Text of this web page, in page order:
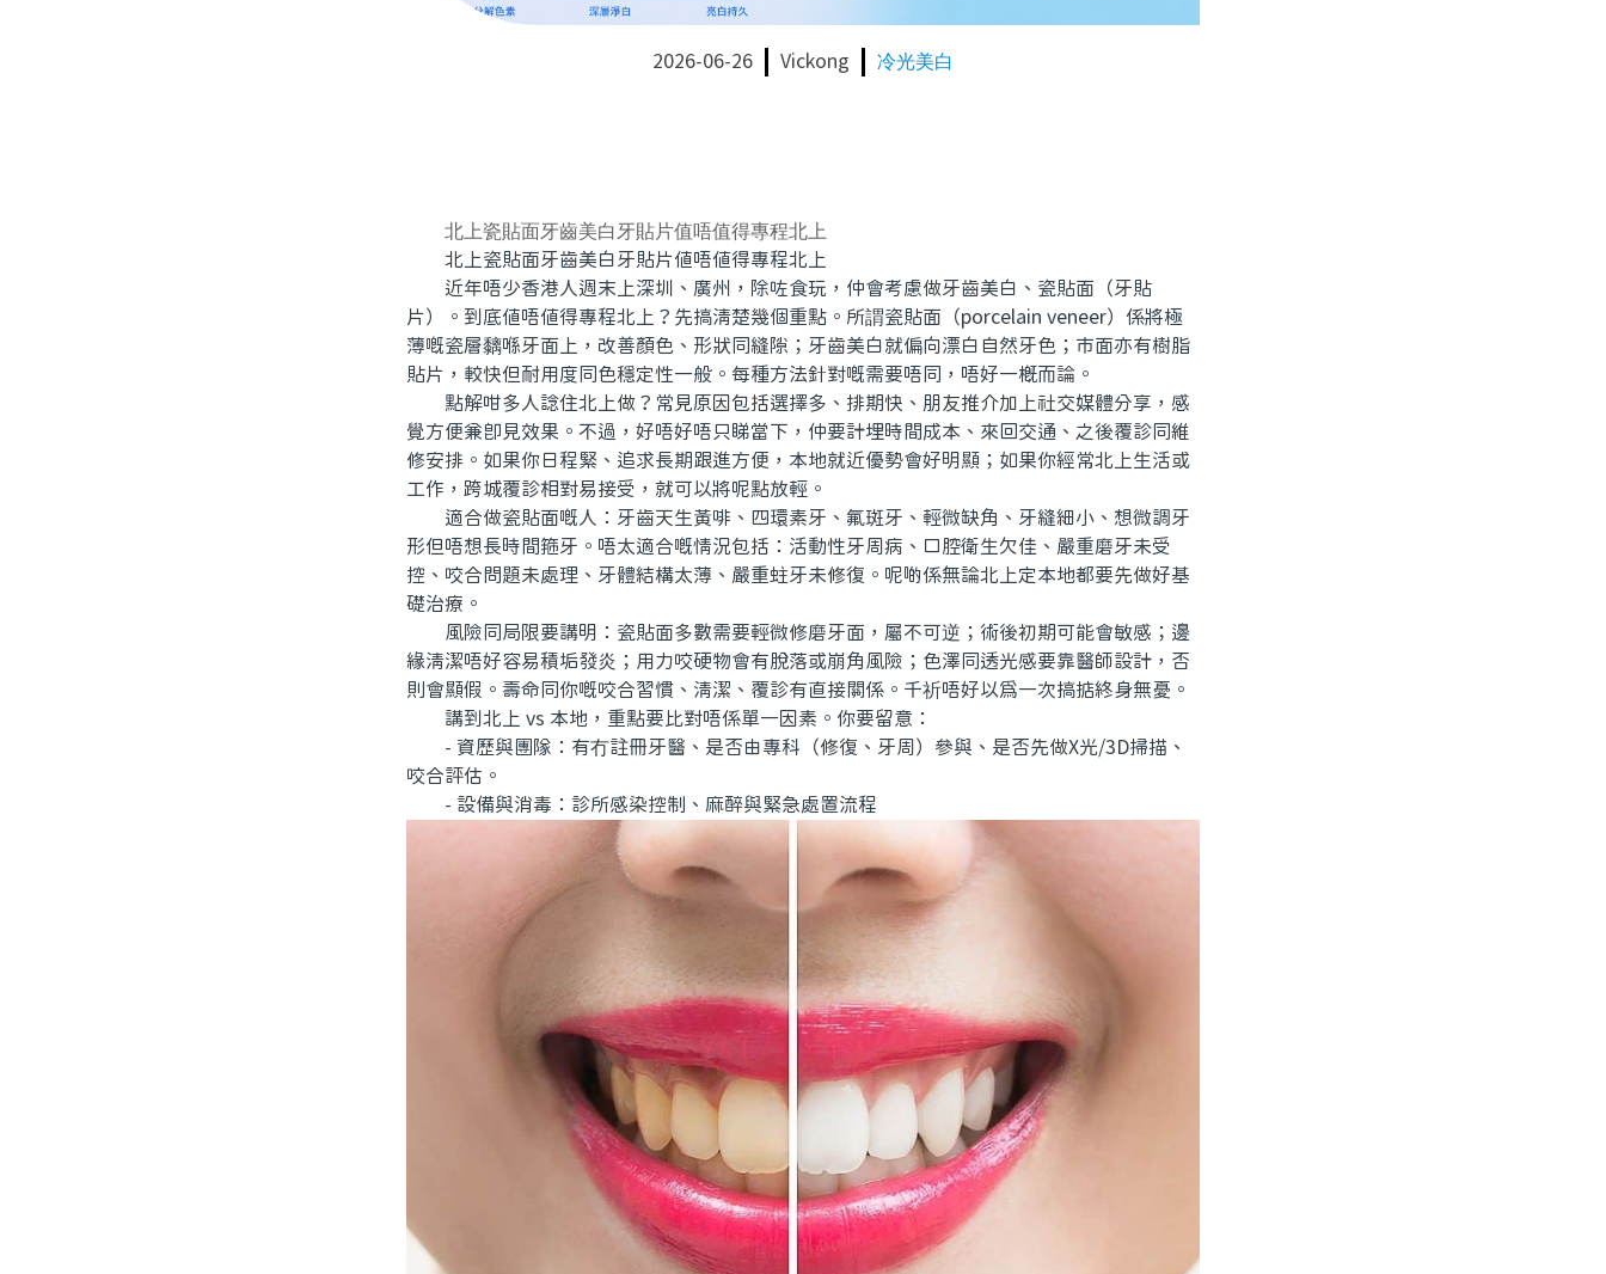
2026-06-26 Vickong 冷光美白
北上瓷貼面牙齒美白牙貼片值唔值得專程北上
北上瓷貼面牙齒美白牙貼片值唔值得專程北上
近年唔少香港人週末上深圳、廣州，除咗食玩，仲會考慮做牙齒美白、瓷貼面（牙貼
片）。到底值唔值得專程北上？先搞清楚幾個重點。所謂瓷貼面（porcelain veneer）係將極
薄嘅瓷層黐喺牙面上，改善顏色、形狀同縫隙；牙齒美白就偏向漂白自然牙色；市面亦有樹脂
貼片，較快但耐用度同色穩定性一般。每種方法針對嘅需要唔同，唔好一概而論。
點解咁多人諗住北上做？常見原因包括選擇多、排期快、朋友推介加上社交媒體分享，感
覺方便兼即見效果。不過，好唔好唔只睇當下，仲要計埋時間成本、來回交通、之後覆診同維
修安排。如果你日程緊、追求長期跟進方便，本地就近優勢會好明顯；如果你經常北上生活或
工作，跨城覆診相對易接受，就可以將呢點放輕。
適合做瓷貼面嘅人：牙齒天生黃啡、四環素牙、氟斑牙、輕微缺角、牙縫細小、想微調牙
形但唔想長時間箍牙。唔太適合嘅情況包括：活動性牙周病、口腔衛生欠佳、嚴重磨牙未受
控、咬合問題未處理、牙體結構太薄、嚴重蛀牙未修復。呢啲係無論北上定本地都要先做好基
礎治療。
風險同局限要講明：瓷貼面多數需要輕微修磨牙面，屬不可逆；術後初期可能會敏感；邊
緣清潔唔好容易積垢發炎；用力咬硬物會有脫落或崩角風險；色澤同透光感要靠醫師設計，否
則會顯假。壽命同你嘅咬合習慣、清潔、覆診有直接關係。千祈唔好以為一次搞掂終身無憂。
講到北上 vs 本地，重點要比對唔係單一因素。你要留意：
- 資歷與團隊：有冇註冊牙醫、是否由專科（修復、牙周）參與、是否先做X光/3D掃描、
咬合評估。
- 設備與消毒：診所感染控制、麻醉與緊急處置流程